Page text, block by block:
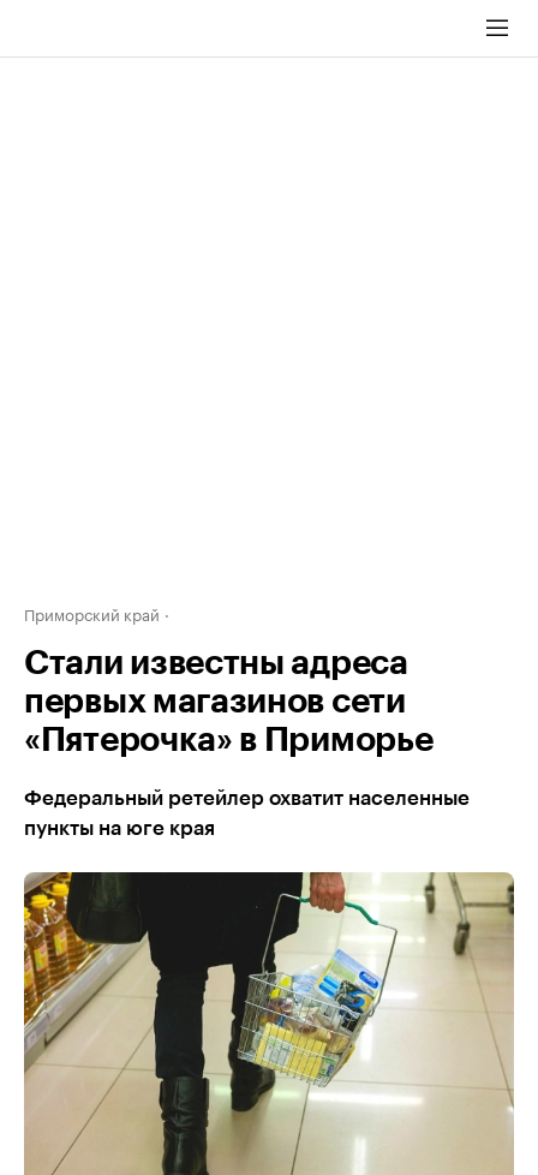
Приморский край
Стали известны адреса
первых магазинов сети
«Пятерочка» в Приморье
Федеральный ретейлер охватит населенные
пункты на юге края